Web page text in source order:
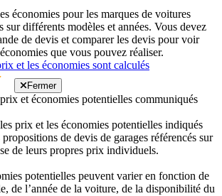
économies pour les marques de voitures
sur différents modèles et années. Vous devez
de devis et comparer les devis pour voir
que vous pouvez réaliser.
et les économies sont calculés
Fermer
et économies potentielles communiqués
prix et les économies potentielles indiqués
de devis de garages référencés sur
de leurs propres prix individuels.
potentielles peuvent varier en fonction de
de l’année de la voiture, de la disponibilité du